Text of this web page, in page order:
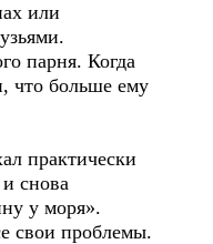
или
парня. Когда
что больше ему
практически
снова
у моря».
свои проблемы.